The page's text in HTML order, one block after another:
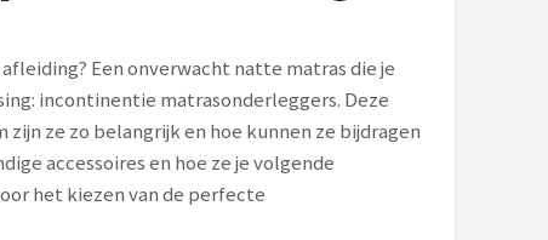
Een onverwacht natte matras die je
incontinentie matrasonderleggers. Deze
ze zo belangrijk en hoe kunnen ze bijdragen
accessoires en hoe ze je volgende
het kiezen van de perfecte